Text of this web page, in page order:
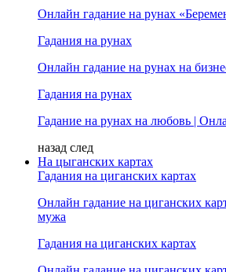
Онлайн гадание на рунах
Гадания на рунах
Онлайн гадание на рунах на
Гадания на рунах
Гадание на рунах на любовь |
назад след
На цыганских картах
Гадания на циганских картах
Онлайн гадание на циганских
мужа
Гадания на циганских картах